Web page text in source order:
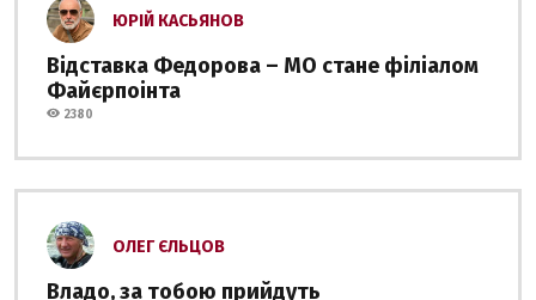
ЮРІЙ КАСЬЯНОВ
Відставка Федорова – МО стане філіалом
Файєрпоінта
2380
ОЛЕГ ЄЛЬЦОВ
Владо, за тобою прийдуть